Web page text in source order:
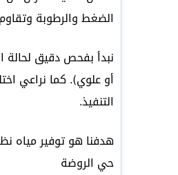
الضغط والرطوبة
نبدأ بفحص دقيق لحالة
أو علوي). كما نراعي
التنفيذ.
هدفنا هو توفير مياه
حي الروضة